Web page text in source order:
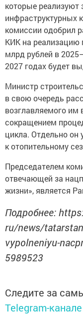
которые реализуют
инфраструктурных
комиссии одобрил
КИК на реализацию
млрд рублей в
2027 годах будет
Министр
в свою очередь
возглавляемого им
сокращением
цикла. Отдельно он
к отопительному
Председателем
отвечающей за
жизни», является
Подробнее:
ru/news/
vypolneniyu-
5989523
Следите за
Telegram-канале